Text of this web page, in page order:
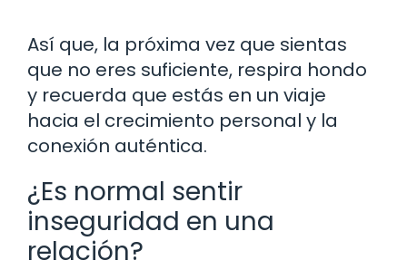
Así que, la próxima vez que sientas
que no eres suficiente, respira hondo
y recuerda que estás en un viaje
hacia el crecimiento personal y la
conexión auténtica.
¿Es normal sentir
inseguridad en una
relación?